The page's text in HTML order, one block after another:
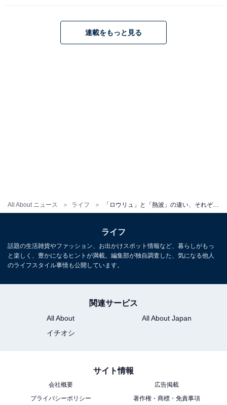
All About ニュース ライフ 「ロウリュ」と「熱波」の違い、それぞれ発祥の国は？ 日本初のサウナは熱すぎて歩けなかったらしい！
を経て芸人・作家・コピーライターに。エレキコミッ
ク・ラーメンズを輩出した芸能事務所トゥインクル・コ
連載をもっと見る
ライフ
話題の生活雑貨やファッション、お出かけスポット情報など、暮らしがもっ
と楽しく、豊かになるヒントが満載。編集部が独自調査した、気になる他人
のライフスタイル事情も公開しています。
関連サービス
All About
All About Japan
イチオシ
サイト情報
会社概要
広告掲載
プライバシーポリシー
著作権・商標・免責事項